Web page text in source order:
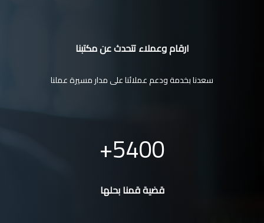
ارقام وعملاء تتحدث عن مكتبنا
سعدنا بخدمة ودعم عملائنا على مدار مسيرة عملنا
5400
قضية قمنا بحلها